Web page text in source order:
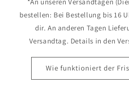
bestellen: Bei Bestellung bis 16
dir. An anderen Tagen
Versandtag. Details in den
Wie funktioniert der